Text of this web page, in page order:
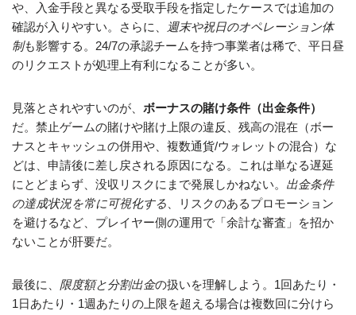
や、入金手段と異なる受取手段を指定したケースでは追加の
確認が入りやすい。さらに、
週末や祝日のオペレーション体
制も影響する。24/7の承認チームを持つ事業者は稀で、平日昼
のリクエストが処理上有利になることが多い。
見落とされやすいのが、 ボーナスの賭け条件（出金条件）
だ。禁止ゲームの賭けや賭け上限の違反、残高の混在（ボー
ナスとキャッシュの併用や、複数通貨/ウォレットの混合）な
どは、申請後に差し戻される原因になる。これは単なる遅延
にとどまらず、没収リスクにまで発展しかねない。 出金条件
の達成状況を常に可視化する 、リスクのあるプロモーション
を避けるなど、プレイヤー側の運用で「余計な審査」を招か
ないことが肝要だ。
最後に、 限度額と分割出金の扱いを理解しよう。1回あたり・
1日あたり・1週あたりの上限を超える場合は複数回に分けら